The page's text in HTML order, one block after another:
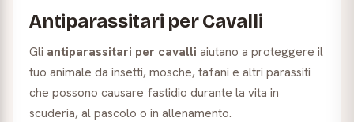
Antiparassitari per Cavalli
Gli antiparassitari per cavalli aiutano a proteggere il
tuo animale da insetti, mosche, tafani e altri parassiti
che possono causare fastidio durante la vita in
scuderia, al pascolo o in allenamento.